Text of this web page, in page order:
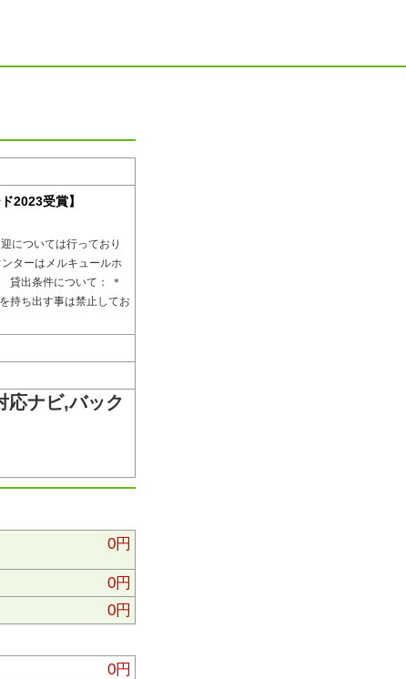
2023受賞】
については行っており
ターはメルキュールホ
貸出条件について： ＊
持ち出す事は禁止してお
応ナビ,バック
0円
0円
0円
0円